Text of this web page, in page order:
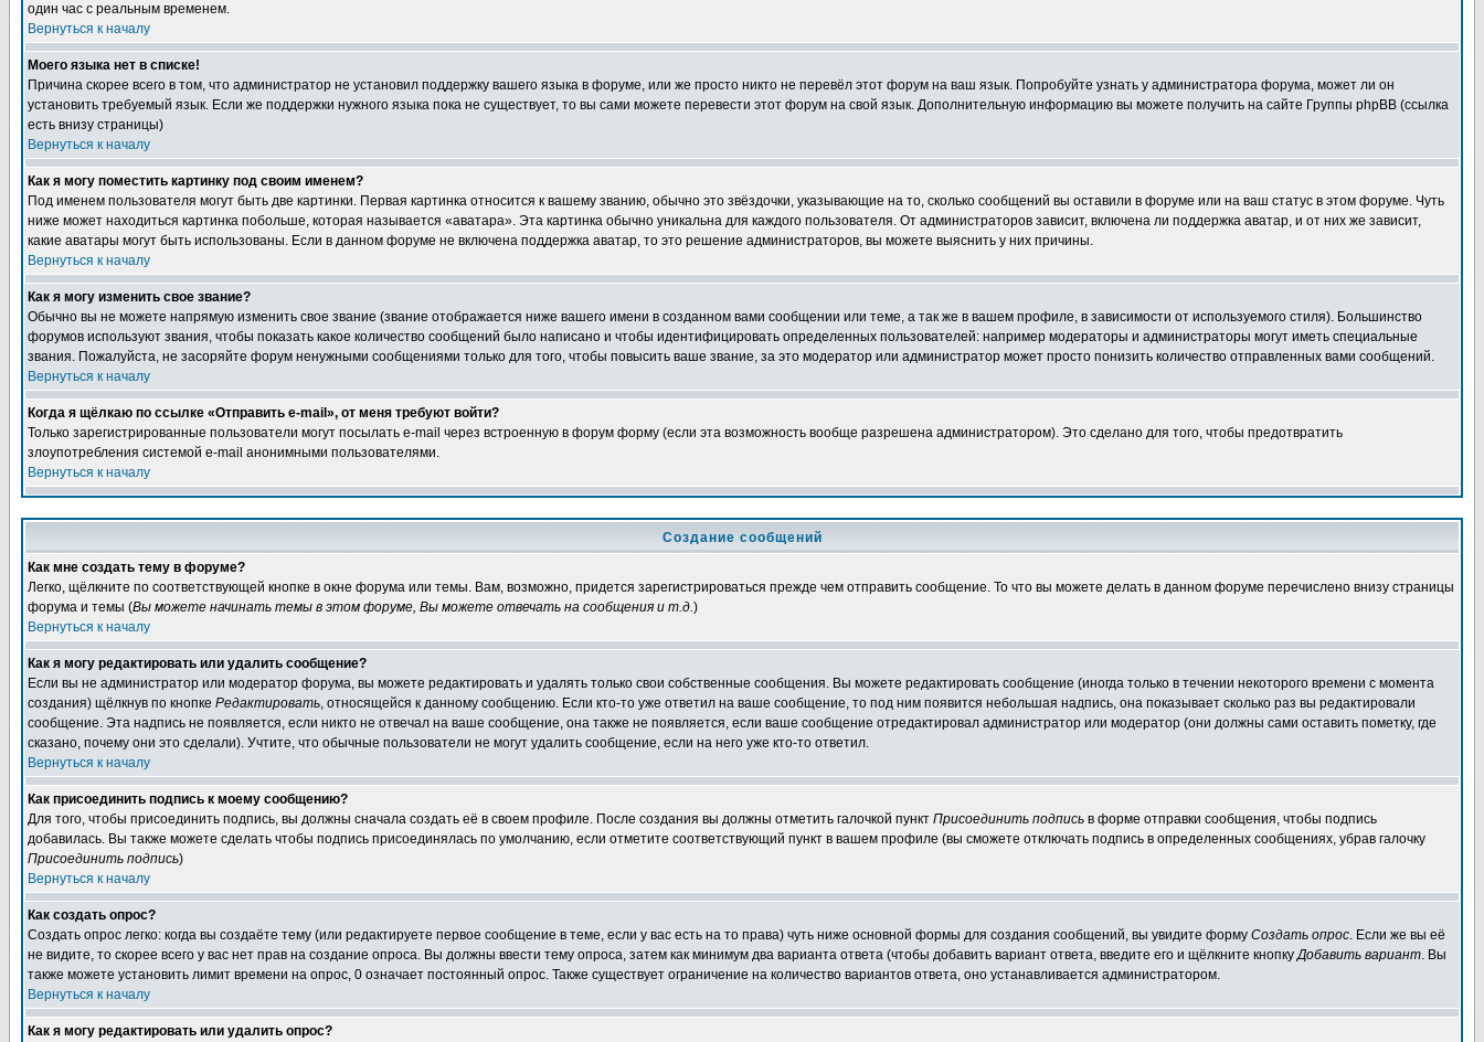
один час с реальным временем.
Вернуться к началу
Моего языка нет в списке!
Причина скорее всего в том, что администратор не установил поддержку вашего языка в форуме, или же просто никто не перевёл этот форум на ваш язык. Попробуйте узнать у администратора форума, может ли он
установить требуемый язык. Если же поддержки нужного языка пока не существует, то вы сами можете перевести этот форум на свой язык. Дополнительную информацию вы можете получить на сайте Группы phpBB (ссылка
есть внизу страницы)
Вернуться к началу
Как я могу поместить картинку под своим именем?
Под именем пользователя могут быть две картинки. Первая картинка относится к вашему званию, обычно это звёздочки, указывающие на то, сколько сообщений вы оставили в форуме или на ваш статус в этом форуме. Чуть
ниже может находиться картинка побольше, которая называется «аватара». Эта картинка обычно уникальна для каждого пользователя. От администраторов зависит, включена ли поддержка аватар, и от них же зависит,
какие аватары могут быть использованы. Если в данном форуме не включена поддержка аватар, то это решение администраторов, вы можете выяснить у них причины.
Вернуться к началу
Как я могу изменить свое звание?
Обычно вы не можете напрямую изменить свое звание (звание отображается ниже вашего имени в созданном вами сообщении или теме, а так же в вашем профиле, в зависимости от используемого стиля). Большинство
форумов используют звания, чтобы показать какое количество сообщений было написано и чтобы идентифицировать определенных пользователей: например модераторы и администраторы могут иметь специальные
звания. Пожалуйста, не засоряйте форум ненужными сообщениями только для того, чтобы повысить ваше звание, за это модератор или администратор может просто понизить количество отправленных вами сообщений.
Вернуться к началу
Когда я щёлкаю по ссылке «Отправить e-mail», от меня требуют войти?
Только зарегистрированные пользователи могут посылать e-mail через встроенную в форум форму (если эта возможность вообще разрешена администратором). Это сделано для того, чтобы предотвратить
злоупотребления системой e-mail анонимными пользователями.
Вернуться к началу
Создание сообщений
Как мне создать тему в форуме?
Легко, щёлкните по соответствующей кнопке в окне форума или темы. Вам, возможно, придется зарегистрироваться прежде чем отправить сообщение. То что вы можете делать в данном форуме перечислено внизу страницы
форума и темы (Вы можете начинать темы в этом форуме, Вы можете отвечать на сообщения и т.д.)
Вернуться к началу
Как я могу редактировать или удалить сообщение?
Если вы не администратор или модератор форума, вы можете редактировать и удалять только свои собственные сообщения. Вы можете редактировать сообщение (иногда только в течении некоторого времени с момента
создания) щёлкнув по кнопке Редактировать, относящейся к данному сообщению. Если кто-то уже ответил на ваше сообщение, то под ним появится небольшая надпись, она показывает сколько раз вы редактировали
сообщение. Эта надпись не появляется, если никто не отвечал на ваше сообщение, она также не появляется, если ваше сообщение отредактировал администратор или модератор (они должны сами оставить пометку, где
сказано, почему они это сделали). Учтите, что обычные пользователи не могут удалить сообщение, если на него уже кто-то ответил.
Вернуться к началу
Как присоединить подпись к моему сообщению?
Для того, чтобы присоединить подпись, вы должны сначала создать её в своем профиле. После создания вы должны отметить галочкой пункт Присоединить подпись в форме отправки сообщения, чтобы подпись
добавилась. Вы также можете сделать чтобы подпись присоединялась по умолчанию, если отметите соответствующий пункт в вашем профиле (вы сможете отключать подпись в определенных сообщениях, убрав галочку
Присоединить подпись)
Вернуться к началу
Как создать опрос?
Создать опрос легко: когда вы создаёте тему (или редактируете первое сообщение в теме, если у вас есть на то права) чуть ниже основной формы для создания сообщений, вы увидите форму Создать опрос. Если же вы её
не видите, то скорее всего у вас нет прав на создание опроса. Вы должны ввести тему опроса, затем как минимум два варианта ответа (чтобы добавить вариант ответа, введите его и щёлкните кнопкуДобавить вариант. Вы
также можете установить лимит времени на опрос, 0 означает постоянный опрос. Также существует ограничение на количество вариантов ответа, оно устанавливается администратором.
Вернуться к началу
Как я могу редактировать или удалить опрос?